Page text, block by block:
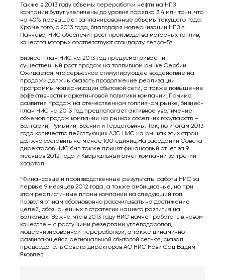
Также в 2013 году объемы переработки нефти на НПЗ
компании будут увеличены до уровня порядка 3,4 млн тонн, что
на 40% превышает запланированные объемы текущего года.
Кроме того, с 2013 года, благодаря модернизации НПЗ в
Панчево, НИС обеспечит рост производства моторных топлив,
качества которых соответствуют стандарту «евро-5».
Бизнес-план НИС на 2013 год предусматривает и
существенный рост продаж на топливном рынке Сербии.
Ожидается, что серьезное стимулирующее воздействие на
продажи должны оказать продолжение реализации
программы модернизации сбытовой сети, а также повышение
эффективности маркетинговой политики компании. Помимо
развития продаж на отечественном топливном рынке, бизнес-
план НИС на 2013 год предполагает активное увеличение
объемов продаж компании на рынках соседних государств –
Болгарии, Румынии, Боснии и Герцеговины. Так, по итогам 2013
года количество действующих АЗС НИС на рынках этих стран
должно составить не менее 100 единиц.На заседании Совета
директоров НИС был также принят финансовый отчет за 9
месяцев 2012 года и Квартальный отчет компании за третий
квартал.
“Финансовые и производственные результаты работы НИС за
первые 9 месяцев 2012 года, а также амбициозные, но при
этом реалистичные планы компании на следующий год
позволяют нам обоснованно рассчитывать на достижение
целей, обозначенных в стратегии нашего развития на
Балканах. Важно, что в 2013 году НИС начнет работать в новом
качестве – с растущими резервами углеводородов,
модернизированной переработкой, а также динамично
развивающейся региональной сбытовой сетью», сказал
председатель Совета директоров АО НИС Нови Сад Вадим
Яковлев.